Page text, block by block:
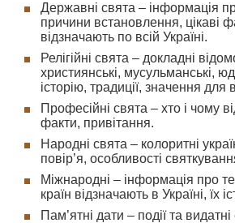
Державні свята – інформація
причини встановлення, цікаві
відзначають по всій Україні.
Релігійні свята – докладні
християнські, мусульманські,
історію, традиції, значення для
Професійні свята – хто і чому
факти, привітання.
Народні свята – колоритні
повір’я, особливості
Міжнародні – інформація про
країн відзначають в Україні, їх
Пам’ятні дати – події та